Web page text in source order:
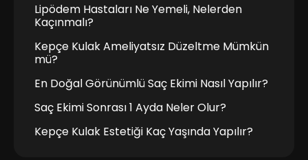
Lipödem Hastaları Ne Yemeli, Nelerden
Kaçınmalı?
Kepçe Kulak Ameliyatsız Düzeltme Mümkün
mü?
En Doğal Görünümlü Saç Ekimi Nasıl Yapılır?
Saç Ekimi Sonrası 1 Ayda Neler Olur?
Kepçe Kulak Estetiği Kaç Yaşında Yapılır?